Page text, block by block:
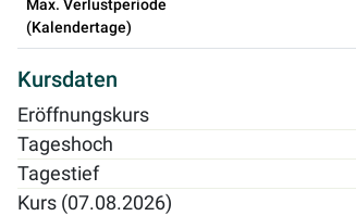
Max. Verlustperiode
(Kalendertage)
Kursdaten
Eröffnungskurs
Tageshoch
Tagestief
Kurs (07.08.2026)